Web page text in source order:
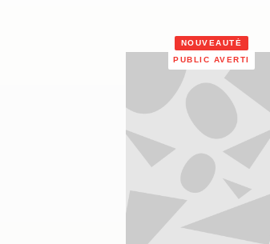
NOUVEAUTÉ
PUBLIC AVERTI